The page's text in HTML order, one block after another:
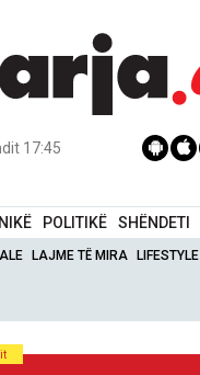
17:45
POLITIKË SHËNDETI
LAJME TË MIRA LIFESTYLE